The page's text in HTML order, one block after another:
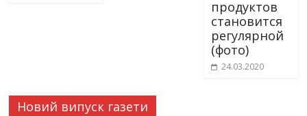
продуктов
становится
регулярной
(фото)
24.03.2020
Новий випуск газети